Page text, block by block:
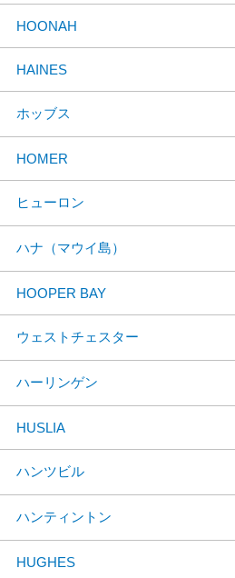
HOONAH
HAINES
ホッブス
HOMER
ヒューロン
ハナ（マウイ島）
HOOPER BAY
ウェストチェスター
ハーリンゲン
HUSLIA
ハンツビル
ハンティントン
HUGHES